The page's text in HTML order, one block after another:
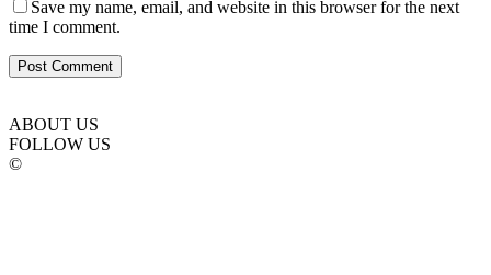
Save my name, email, and website in this browser for the next
time I comment.
ABOUT US
FOLLOW US
©